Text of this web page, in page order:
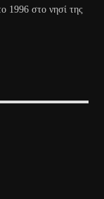
1996 στο νησί της